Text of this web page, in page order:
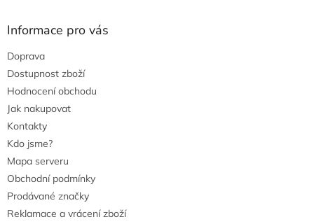
Informace pro vás
Doprava
Dostupnost zboží
Hodnocení obchodu
Jak nakupovat
Kontakty
Kdo jsme?
Mapa serveru
Obchodní podmínky
Prodávané značky
Reklamace a vrácení zboží